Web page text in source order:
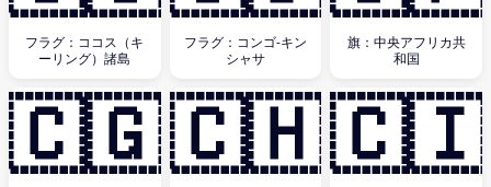
フラグ：ココス（キ
ーリング）諸島
フラグ：コンゴ-キン
シャサ
旗：中央アフリカ共
和国
🇨🇬🇨🇭🇨🇮